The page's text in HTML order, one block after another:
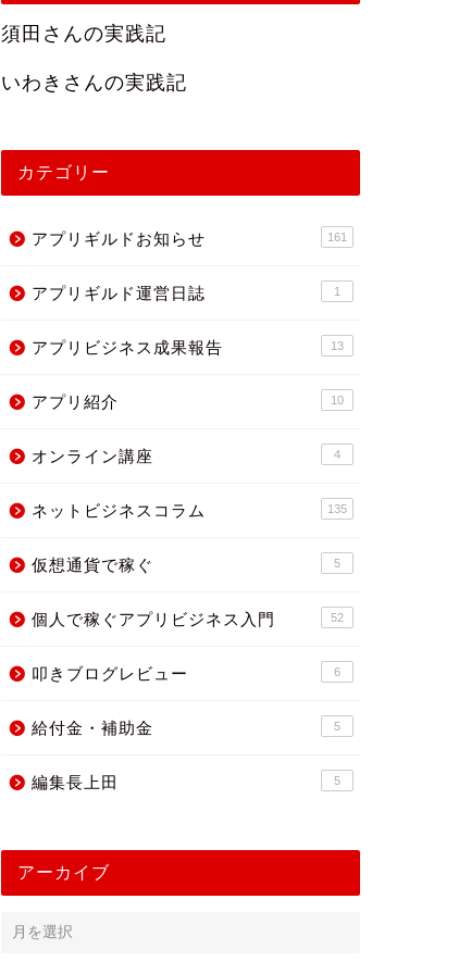
須田さんの実践記
いわきさんの実践記
カテゴリー
アプリギルドお知らせ 161
アプリギルド運営日誌 1
アプリビジネス成果報告 13
アプリ紹介 10
オンライン講座 4
ネットビジネスコラム 135
仮想通貨で稼ぐ 5
個人で稼ぐアプリビジネス入門 52
叩きブログレビュー 6
給付金・補助金 5
編集長上田 5
アーカイブ